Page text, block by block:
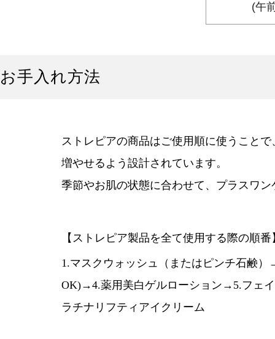
(午
お手入れ方法
ストレピアの商品はご使用順に使うこと
増やせるよう設計されています。
季節やお肌の状態に合わせて、プラスワ
【ストレピア製品を全て使用する際の順番
1.マスクウォッシュ（またはピンチ石鹸
OK)→4.薬用美白ゲルローション→5.フェ
ラチナリフティアイクリーム